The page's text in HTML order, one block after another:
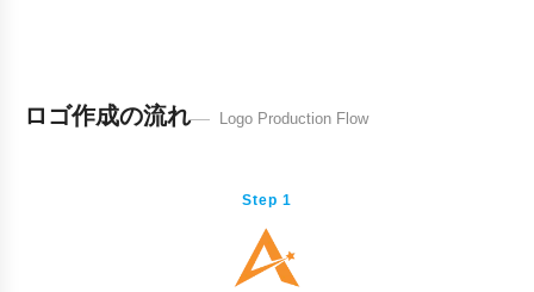
ロゴ作成の流れ Logo Production Flow
Step 1